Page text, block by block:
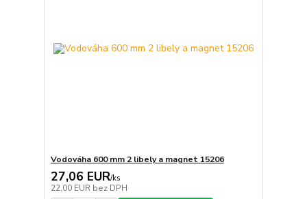
Vodováha 600 mm 2 libely a magnet 15206
27,06 EUR/ks
22,00 EUR bez DPH